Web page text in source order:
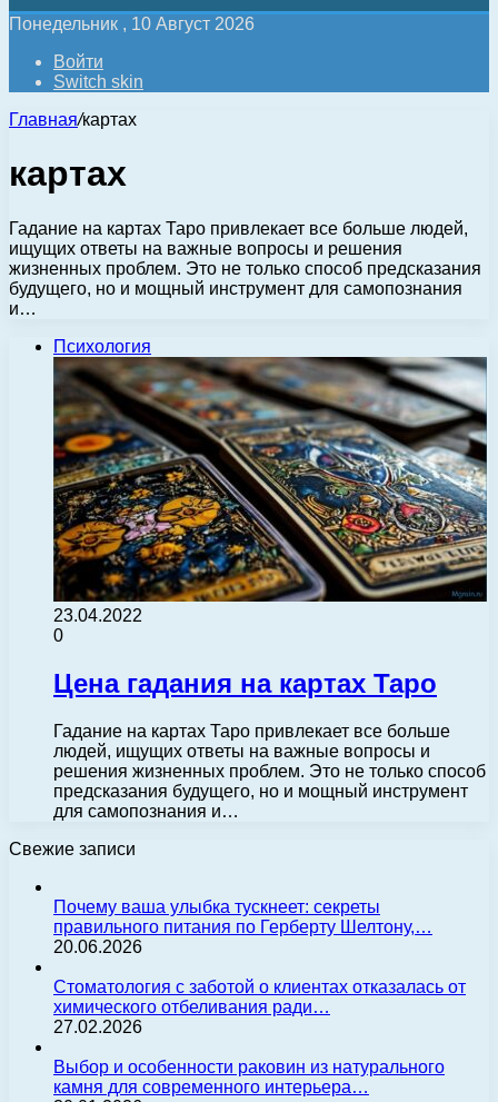
Понедельник , 10 Август 2026
Войти
Switch skin
Главная/картах
картах
Гадание на картах Таро привлекает все больше людей,
ищущих ответы на важные вопросы и решения
жизненных проблем. Это не только способ предсказания
будущего, но и мощный инструмент для самопознания
и…
Психология
23.04.2022
0
Цена гадания на картах Таро
Гадание на картах Таро привлекает все больше
людей, ищущих ответы на важные вопросы и
решения жизненных проблем. Это не только способ
предсказания будущего, но и мощный инструмент
для самопознания и…
Свежие записи
Почему ваша улыбка тускнеет: секреты
правильного питания по Герберту Шелтону,…
20.06.2026
Стоматология с заботой о клиентах отказалась от
химического отбеливания ради…
27.02.2026
Выбор и особенности раковин из натурального
камня для современного интерьера…